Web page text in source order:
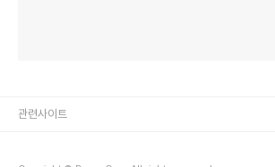
관련사이트